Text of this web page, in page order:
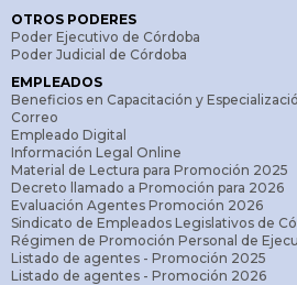
OTROS PODERES
Poder Ejecutivo de Córdoba
Poder Judicial de Córdoba
EMPLEADOS
Beneficios en Capacitación y
Correo
Empleado Digital
Información Legal Online
Material de Lectura para Promoción 2025
Decreto llamado a Promoción para 2026
Evaluación Agentes Promoción 2026
Sindicato de Empleados Legislativos de
Régimen de Promoción Personal de
Listado de agentes - Promoción 2025
Listado de agentes - Promoción 2026